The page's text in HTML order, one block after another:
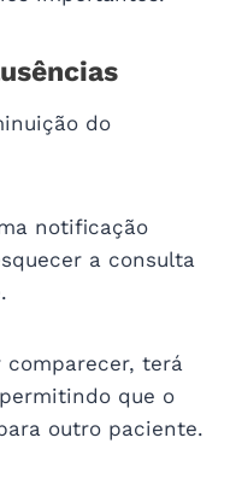
do
notificação
a consulta
comparecer, terá
que o
outro paciente.